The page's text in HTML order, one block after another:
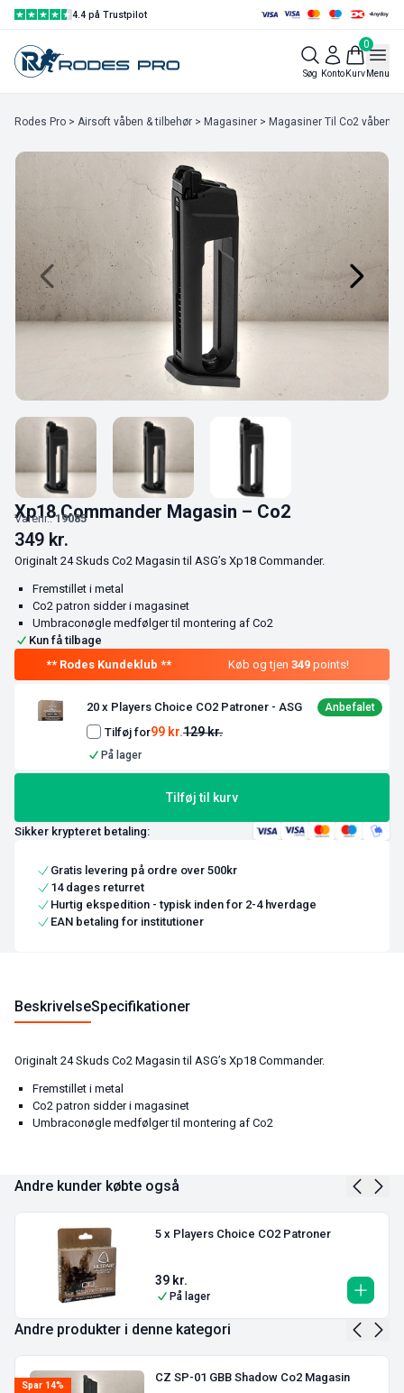
4.4 på Trustpilot
Søg Konto
0
KurvMenu
Rodes Pro > Airsoft våben & tilbehør > Magasiner > Magasiner Til Co2 våben
Xp18 Commander Magasin – Co2
Varenr.:19085
349 kr.
Originalt 24 Skuds Co2 Magasin til ASG’s Xp18 Commander.
Fremstillet i metal
Co2 patron sidder i magasinet
Umbraconøgle medfølger til montering af Co2
Kun få tilbage
Køb og tjen 349 points!
20 x Players Choice CO2 Patroner - ASG
Tilføj for
129kr.
99 kr.
På lager
Tilføj til kurv
Sikker krypteret betaling:
Gratis levering på ordre over 500kr
14 dages returret
Hurtig ekspedition - typisk inden for 2-4 hverdage
EAN betaling for institutioner
BeskrivelseSpecifikationer
Originalt 24 Skuds Co2 Magasin til ASG’s Xp18 Commander.
Fremstillet i metal
Co2 patron sidder i magasinet
Umbraconøgle medfølger til montering af Co2
Andre kunder købte også
5 x Players Choice CO2 Patroner
39 kr.
På lager
Andre produkter i denne kategori
Spar 14%
CZ SP-01 GBB Shadow Co2 Magasin